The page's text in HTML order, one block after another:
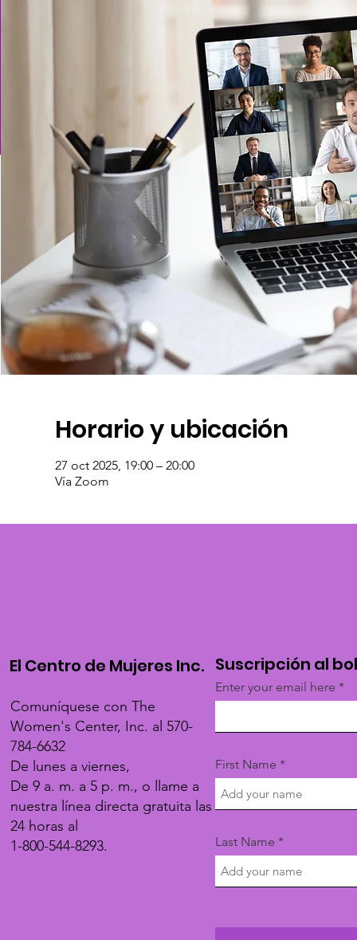
Horario y ubicación
27 oct 2025, 19:00 – 20:00
Vía Zoom
El Centro de Mujeres Inc.
Comuníquese con The
Women's Center, Inc. al 570-
784-6632
De lunes a viernes,
De 9 a. m. a 5 p. m., o llame a
nuestra línea directa gratuita las
24 horas al
1-800-544-8293.
Suscripción al
Enter your email here
First Name
Last Name